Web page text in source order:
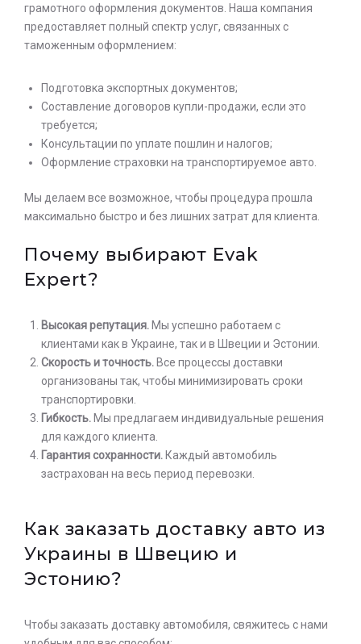
грамотного оформления документов. Наша компания
предоставляет полный спектр услуг, связанных с
таможенным оформлением:
Подготовка экспортных документов;
Составление договоров купли-продажи, если это
требуется;
Консультации по уплате пошлин и налогов;
Оформление страховки на транспортируемое авто.
Мы делаем все возможное, чтобы процедура прошла
максимально быстро и без лишних затрат для клиента.
Почему выбирают Evak
Expert?
Высокая репутация. Мы успешно работаем с
клиентами как в Украине, так и в Швеции и Эстонии.
Скорость и точность. Все процессы доставки
организованы так, чтобы минимизировать сроки
транспортировки.
Гибкость. Мы предлагаем индивидуальные решения
для каждого клиента.
Гарантия сохранности. Каждый автомобиль
застрахован на весь период перевозки.
Как заказать доставку авто из
Украины в Швецию и
Эстонию?
Чтобы заказать доставку автомобиля, свяжитесь с нами